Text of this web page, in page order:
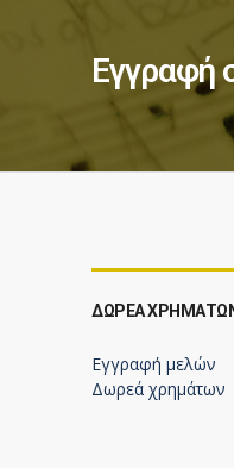
Εγγραφή
ΔΩΡΕΆ
Εγγραφή μελών
Δωρεά χρημάτων